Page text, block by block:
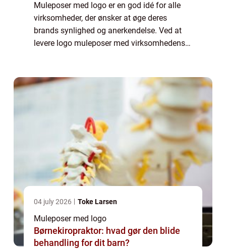
Muleposer med logo er en god idé for alle
virksomheder, der ønsker at øge deres
brands synlighed og anerkendelse. Ved at
levere logo muleposer med virksomhedens
Logo...
04 july 2026 Toke Larsen
Muleposer med logo
Børnekiropraktor: hvad gør den blide
behandling for dit barn?